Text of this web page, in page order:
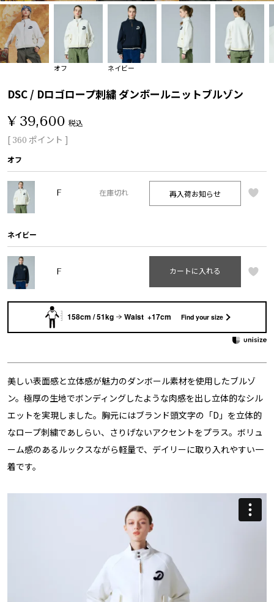
オフ ネイビー
DSC / Dロゴロープ刺繍 ダンボールニットブルゾン
¥ 39,600 税込
[ 360 ポイント ]
オフ
F 在庫切れ 再入荷お知らせ
ネイビー
F カートに入れる
158cm / 51kg Waist +17cm Find your size
美しい表面感と立体感が魅力のダンボール素材を使用したブルゾ
ン。極厚の生地でボンディングしたような肉感を出し立体的なシル
エットを実現しました。胸元にはブランド頭文字の「D」を立体的
なロープ刺繍であしらい、さりげないアクセントをプラス。ボリュ
ーム感のあるルックスながら軽量で、デイリーに取り入れやすい一
着です。